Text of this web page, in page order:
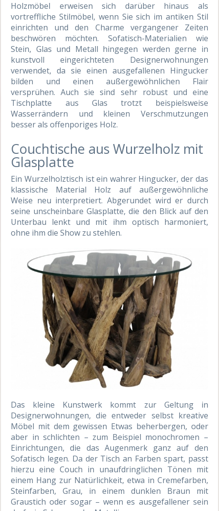
Holzmöbel erweisen sich darüber hinaus als
vortreffliche Stilmöbel, wenn Sie sich im antiken Stil
einrichten und den Charme vergangener Zeiten
beschwören möchten. Sofatisch-Materialien wie
Stein, Glas und Metall hingegen werden gerne in
kunstvoll eingerichteten Designerwohnungen
verwendet, da sie einen ausgefallenen Hingucker
bilden und einen außergewöhnlichen Flair
versprühen. Auch sie sind sehr robust und eine
Tischplatte aus Glas trotzt beispielsweise
Wasserrändern und kleinen Verschmutzungen
besser als offenporiges Holz.
Couchtische aus Wurzelholz mit
Glasplatte
Ein Wurzelholztisch ist ein wahrer Hingucker, der das
klassische Material Holz auf außergewöhnliche
Weise neu interpretiert. Abgerundet wird er durch
seine unscheinbare Glasplatte, die den Blick auf den
Unterbau lenkt und mit ihm optisch harmoniert,
ohne ihm die Show zu stehlen.
Das kleine Kunstwerk kommt zur Geltung in
Designerwohnungen, die entweder selbst kreative
Möbel mit dem gewissen Etwas beherbergen, oder
aber in schlichten – zum Beispiel monochromen –
Einrichtungen, die das Augenmerk ganz auf den
Sofatisch legen. Da der Tisch an Farben spart, passt
hierzu eine Couch in unaufdringlichen Tönen mit
einem Hang zur Natürlichkeit, etwa in Cremefarben,
Steinfarben, Grau, in einem dunklen Braun mit
Graustich oder sogar – wenn es ausgefallener sein